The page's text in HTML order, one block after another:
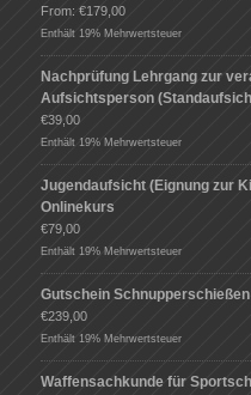
From: €179,00
Enthält 19% Mehrwertsteuer
Nachprüfung Lehrgang zur
Aufsichtsperson
€39,00
Enthält 19% Mehrwertsteuer
Jugendaufsicht (Eignung zur
Onlinekurs
€79,00
Enthält 19% Mehrwertsteuer
Gutschein
€239,00
Enthält 19% Mehrwertsteuer
Waffensachkunde für